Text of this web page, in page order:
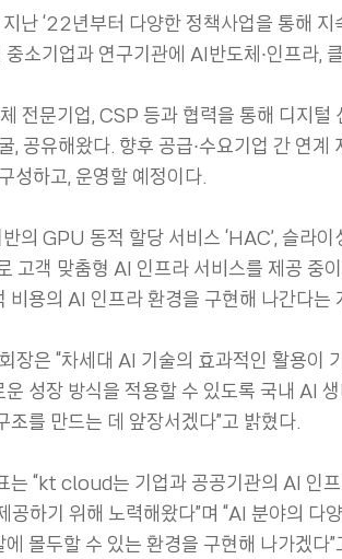
‘22년부터 다양한 정책사업을 통해 지
소기업과 연구기관에 AI반도체∙인프라,
전문기업, CSP 등과 협력을 통해 디지털
, 공유해왔다. 향후 공급∙수요기업 간 연
성하고, 운영할 예정이다.
GPU 동적 할당 서비스 ‘HAC’, 슬라
고객 맞춤형 AI 인프라 서비스를 제공
비용의 AI 인프라 환경을 구현해 나간다는
장은 “차세대 AI 기술의 효과적인 활용이
성장 방식을 적용할 수 있도록 국내 AI
조를 만드는 데 앞장서겠다”고 밝혔다.
“kt cloud는 기업과 공공기관의 AI 인프
공하기 위해 노력해왔다”며 “AI 분야의
몰두할 수 있는 환경을 구현해 나가겠다”